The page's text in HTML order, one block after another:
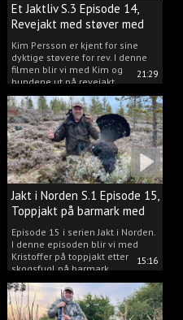
21:29
Et Jaktliv S.3 Episode 14,
Revejakt med støver med
Kim Persson
Kim Persson er kjent for sine
dyktige støvere for rev. I denne
filmen blir vi med Kim og
hundene ut på revejakt.
15:16
Jakt i Norden S.1 Episode 15,
Toppjakt på barmark med
Kristoffer Clausen
Episode 15 i serien Jakt i Norden.
I denne episoden blir vi med
Kristoffer på toppjakt etter
skogsfugl på barmark.